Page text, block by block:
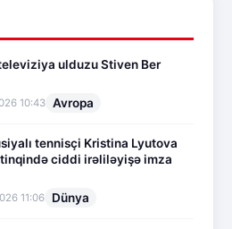
televiziya ulduzu Stiven Ber
10:43 Avropa
tennisçi Kristina Lyutova
ciddi irəliləyişə imza
11:06 Dünya